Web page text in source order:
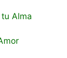
Alma